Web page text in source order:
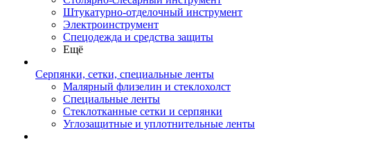
Штукатурно-отделочный инструмент
Электроинструмент
Спецодежда и средства защиты
Ещё
Серпянки, сетки, специальные ленты
Малярный флизелин и стеклохолст
Специальные ленты
Стеклотканные сетки и серпянки
Углозащитные и уплотнительные ленты